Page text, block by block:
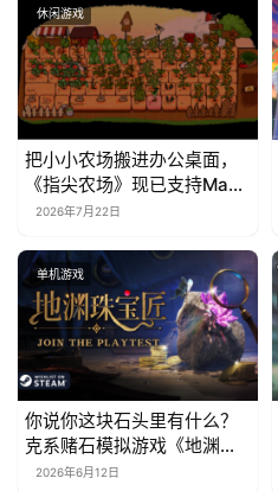
休闲游戏
把小小农场搬进办公桌面，
《指尖农场》现已支持Mac
系统！
2026年7月22日
单机游戏
你说你这块石头里有什么？
克系赌石模拟游戏《地渊珠
宝匠》6月12日开启Steam
2026年6月12日